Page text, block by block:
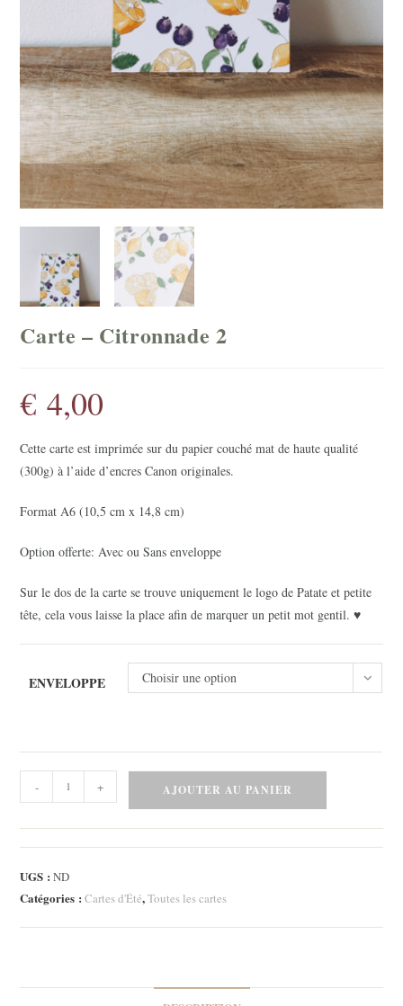
Carte – Citronnade 2
€ 4,00
Cette carte est imprimée sur du papier couché mat de haute qualité
(300g) à l’aide d’encres Canon originales.
Format A6 (10,5 cm x 14,8 cm)
Option offerte: Avec ou Sans enveloppe
Sur le dos de la carte se trouve uniquement le logo de Patate et petite
tête, cela vous laisse la place afin de marquer un petit mot gentil. ♥
ENVELOPPE Choisir une option
de
Carte
-
Citronnade
2
- + AJOUTER AU PANIER
UGS :ND
Catégories :Cartes d'Été,Toutes les cartes